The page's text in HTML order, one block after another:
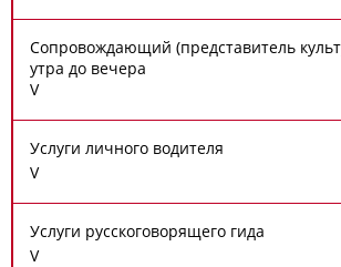
Сопровождающий (представитель
утра до вечера
V
Услуги личного водителя
V
Услуги русскоговорящего гида
V